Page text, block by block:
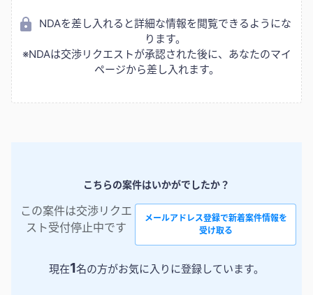
NDAを差し入れると詳細な情報を閲覧できるようにな
ります。
※NDAは交渉リクエストが承認された後に、あなたのマイ
ページから差し入れます。
こちらの案件はいかがでしたか？
この案件は交渉リクエ
スト受付停止中です
メールアドレス登録で新着案件情報を
受け取る
現在1名の方がお気に入りに登録しています。